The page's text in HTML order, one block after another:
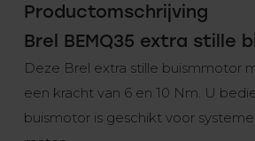
Productomschrijving
Brel BEMQ35 extra stille
Deze Brel extra stille buismmotor
een kracht van 6 en 10 Nm. U
buismotor is geschikt voor